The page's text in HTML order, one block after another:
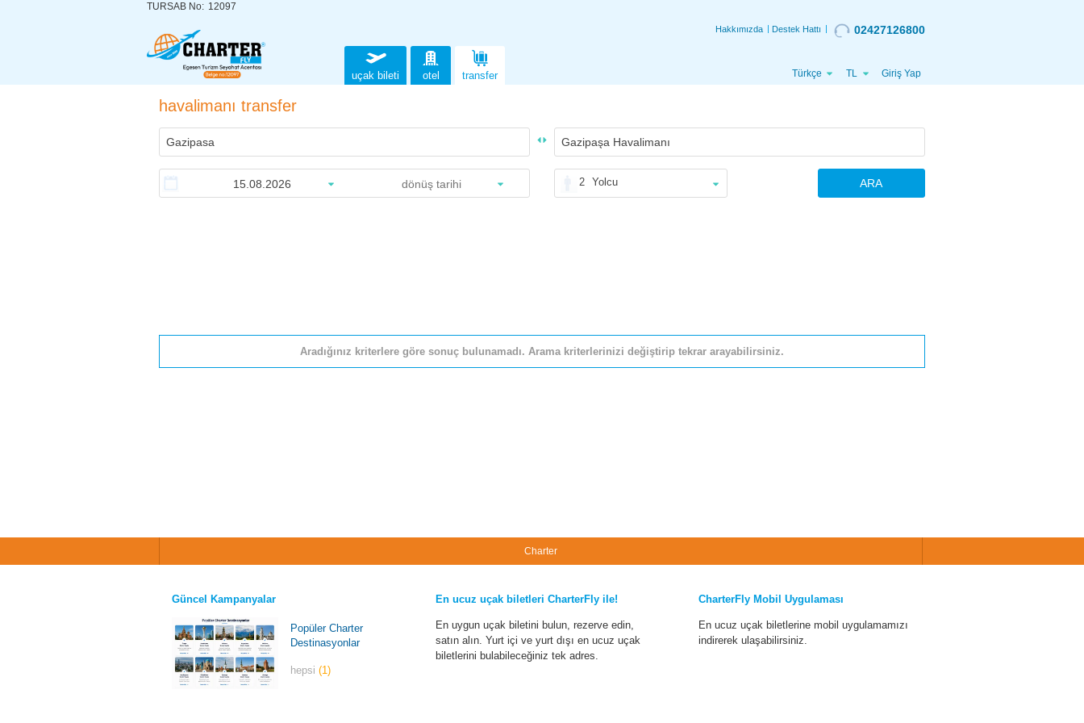
TURSAB No: 12097
Hakkımızda Destek Hattı 02427126800
uçak bileti otel transfer Türkçe TL Giriş Yap
havalimanı transfer
2 Yolcu ARA
Aradığınız kriterlere göre sonuç bulunamadı. Arama kriterlerinizi değiştirip tekrar arayabilirsiniz.
Charter
Güncel Kampanyalar
Popüler Charter
Destinasyonlar
hepsi(1)
En ucuz uçak biletleri CharterFly ile!
En uygun uçak biletini bulun, rezerve edin,
satın alın. Yurt içi ve yurt dışı en ucuz uçak
biletlerini bulabileceğiniz tek adres.
CharterFly Mobil Uygulaması
En ucuz uçak biletlerine mobil uygulamamızı
indirerek ulaşabilirsiniz.